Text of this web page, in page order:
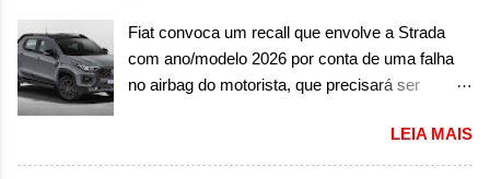
“protótipo aprimorado” que estabelece as bases
para "div...
foi confirmado durante a Mesa Redonda
Nacional da Indústria Automotiva, organizada
pelo Ministério dos Negócios e do Made in Italy
Fiat convoca um recall que envolve a Strada
com ano/modelo 2026 por conta de uma falha
no airbag do motorista, que precisará ser
de outubro de 2025 que envolve os proprietários
da Strada no Brasil. O chamado envolve
LEIA MAIS